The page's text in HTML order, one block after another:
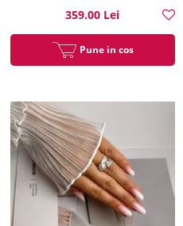
359.00 Lei
Pune in cos